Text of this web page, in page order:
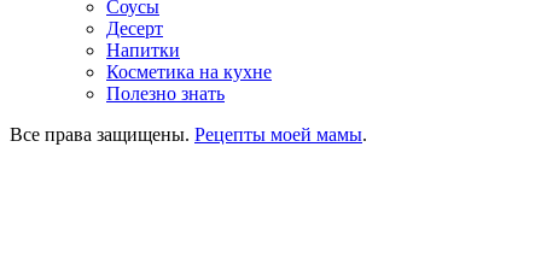
Соусы
Десерт
Напитки
Косметика на кухне
Полезно знать
Все права защищены. Рецепты моей мамы.